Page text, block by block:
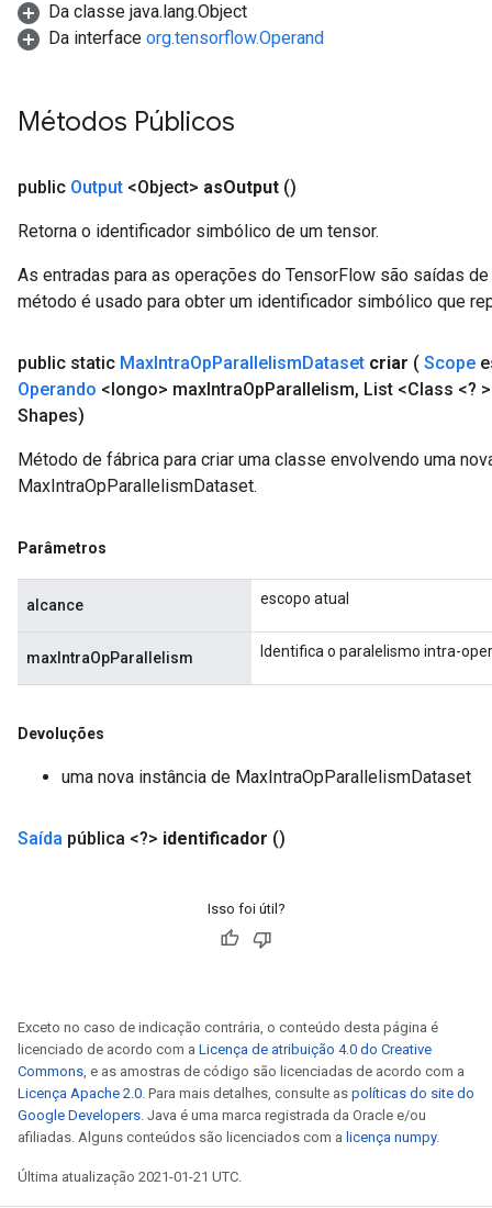
Da classe java.lang.Object
Da interface org.tensorflow.Operand
Métodos Públicos
public Output <Object> asOutput ()
Retorna o identificador simbólico de um tensor.
As entradas para as operações do TensorFlow são saídas
método é usado para obter um identificador simbólico que
public static MaxIntraOpParallelismDataset criar ( Scope
Operando <longo> maxIntraOpParallelism, List <Class <?
Shapes)
Método de fábrica para criar uma classe envolvendo uma
MaxIntraOpParallelismDataset.
Parâmetros
alcance escopo atual
maxIntraOpParallelism Identifica o paralelismo intra-
Devoluções
uma nova instância de MaxIntraOpParallelismDataset
Saída pública <?> identificador ()
Isso foi útil?
Exceto no caso de indicação contrária, o conteúdo desta página é
licenciado de acordo com a Licença de atribuição 4.0 do Creative
Commons, e as amostras de código são licenciadas de acordo com a
Licença Apache 2.0. Para mais detalhes, consulte as políticas do site do
Google Developers. Java é uma marca registrada da Oracle e/ou
afiliadas. Alguns conteúdos são licenciados com a licença numpy.
Última atualização 2021-01-21 UTC.